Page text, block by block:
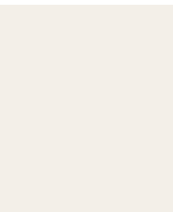
voegt altijd
Boo Marque